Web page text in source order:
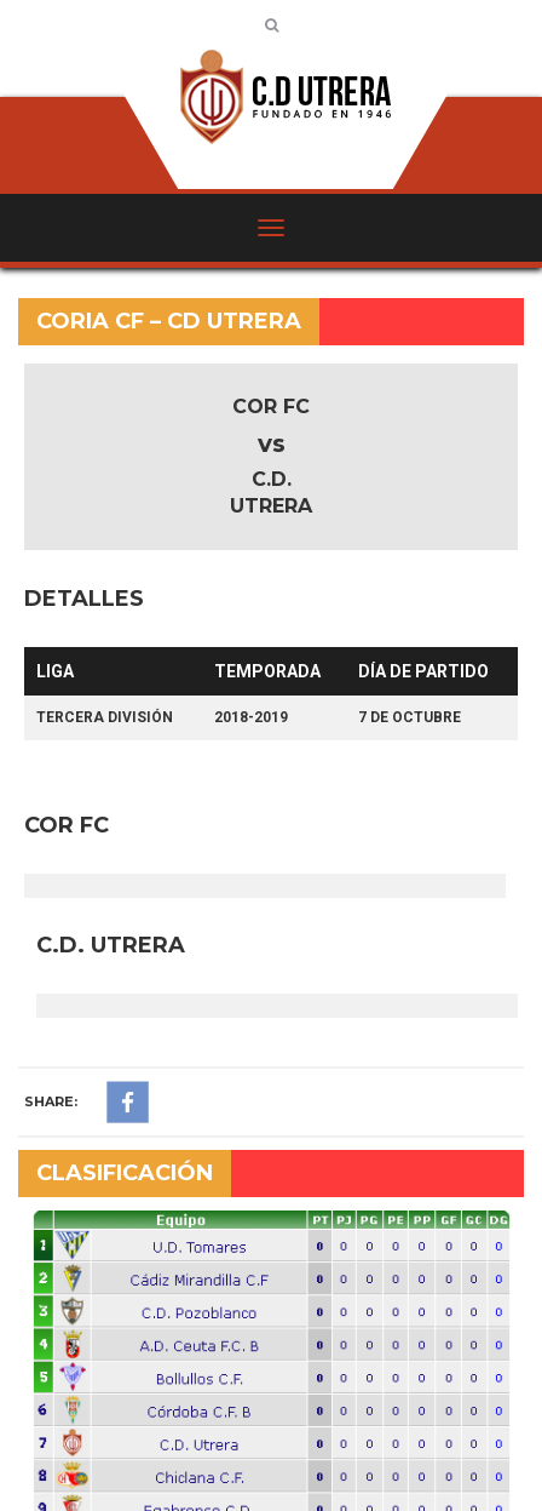
CORIA CF – CD UTRERA
COR FC
vs
C.D.
UTRERA
DETALLES
LIGA TEMPORADA DÍA DE PARTIDO
TERCERA DIVISIÓN 2018-2019 7 DE OCTUBRE
COR FC
C.D. UTRERA
SHARE:
CLASIFICACIÓN